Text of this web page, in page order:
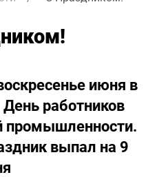
июня в
работников
промышленности.
выпал на 9